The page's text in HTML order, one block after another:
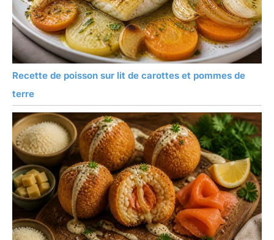
Recette de poisson sur lit de carottes et pommes de
terre